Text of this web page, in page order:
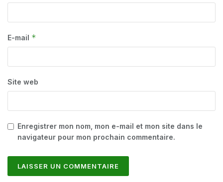
E-mail *
Site web
Enregistrer mon nom, mon e-mail et mon site dans le
navigateur pour mon prochain commentaire.